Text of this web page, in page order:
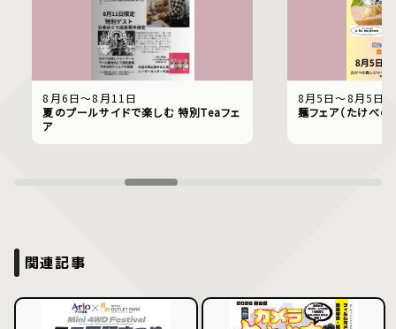
8月6日〜8月11日
夏のプールサイドで楽しむ 特別Teaフェ
ア
8月5日〜8月5日
麺フェア（たけべ
関連記事